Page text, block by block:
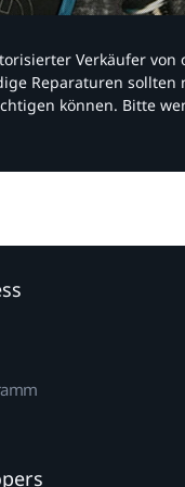
Verkäufer
Reparaturen
können. Bitte